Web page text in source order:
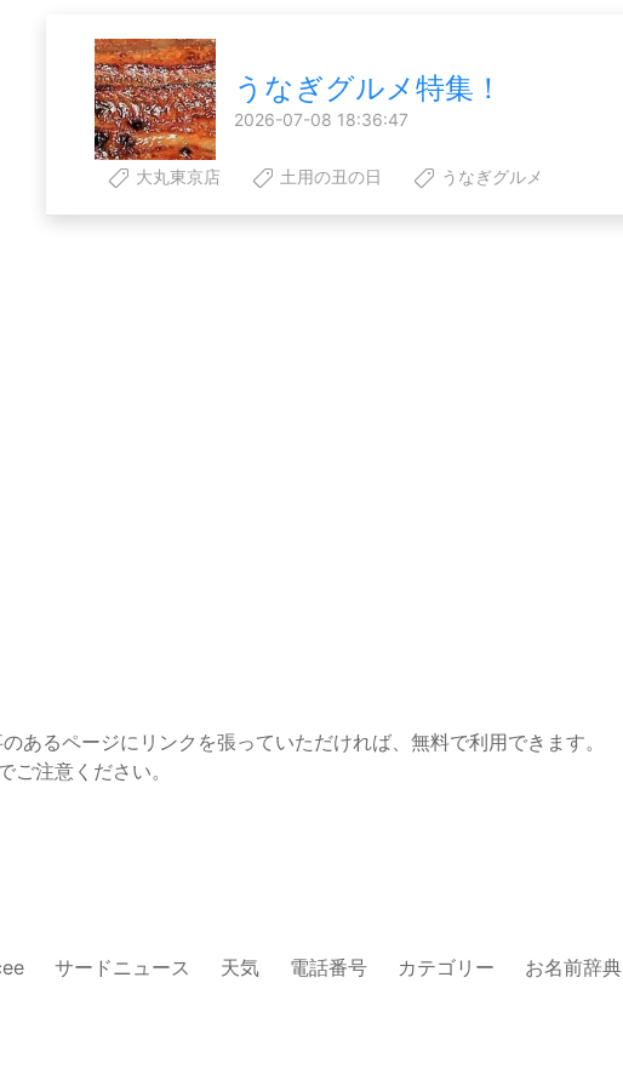
うなぎグルメ特集！
2026-07-08 18:36:47
大丸東京店 土用の丑の日 うなぎグルメ
あるページにリンクを張っていただければ、無料で利用できます。
ご注意ください。
サードニュース 天気 電話番号 カテゴリー お名前辞典